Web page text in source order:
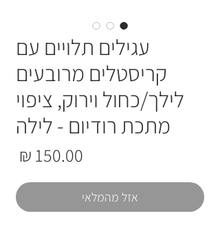
עגילים תלויים עם
קריסטלים מרובעים
לילך/כחול וירוק, ציפוי
מתכת רודיום - לילה
אזל מהמלאי